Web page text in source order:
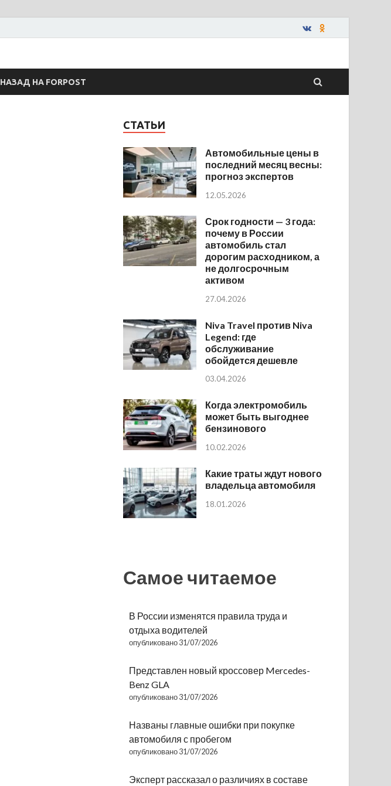
НАЗАД НА FORPOST
СТАТЬИ
Автомобильные цены в
последний месяц весны:
прогноз экспертов
12.05.2026
Срок годности — 3 года:
почему в России
автомобиль стал
дорогим расходником, а
не долгосрочным
активом
27.04.2026
Niva Travel против Niva
Legend: где
обслуживание
обойдется дешевле
03.04.2026
Когда электромобиль
может быть выгоднее
бензинового
10.02.2026
Какие траты ждут нового
владельца автомобиля
18.01.2026
Самое читаемое
В России изменятся правила труда и
отдыха водителей
опубликовано 31/07/2026
Представлен новый кроссовер Mercedes-
Benz GLA
опубликовано 31/07/2026
Названы главные ошибки при покупке
автомобиля с пробегом
опубликовано 31/07/2026
Эксперт рассказал о различиях в составе